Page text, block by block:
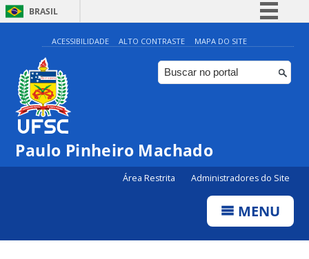
BRASIL
Simplifique!
Comunica BR
Participe
Canais
ACESSIBILIDADE ALTO CONTRASTE MAPA DO SITE
Paulo Pinheiro Machado
Área Restrita Administradores do Site
MENU